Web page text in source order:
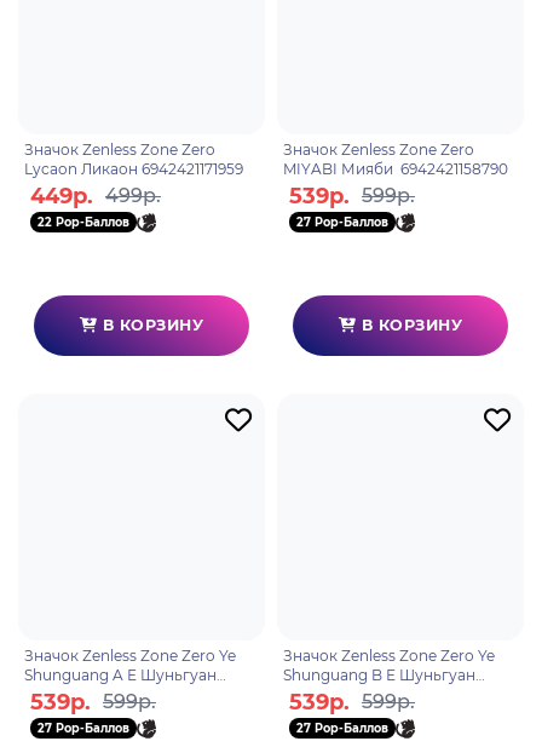
Значок Zenless Zone Zero
Lycaon Ликаон 6942421171959
449р. 499р.
22 Pop-Баллов
В КОРЗИНУ
Значок Zenless Zone Zero
MIYABI Мияби 6942421158790
539р. 599р.
27 Pop-Баллов
В КОРЗИНУ
Значок Zenless Zone Zero Ye
Shunguang A Е Шуньгуан
6942630803467
539р. 599р.
27 Pop-Баллов
Значок Zenless Zone Zero Ye
Shunguang B Е Шуньгуан
6942630803474
539р. 599р.
27 Pop-Баллов